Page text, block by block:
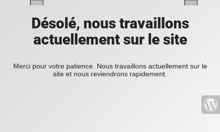
Désolé, nous travaillons
actuellement sur le site
Merci pour votre patience. Nous travaillons actuellement sur le
site et nous reviendrons rapidement.